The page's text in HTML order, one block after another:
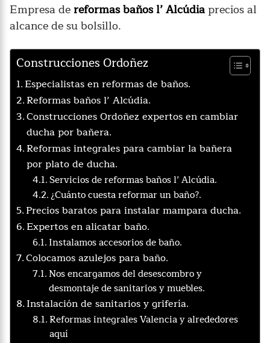
Empresa dereformas baños l’ Alcúdia precios al
alcance de su bolsillo.
Construcciones Ordoñez
Especialistas en reformas de baños.
Reformas baños l’ Alcúdia.
Construcciones Ordoñez expertos en cambiar
ducha por bañera.
Reformas integrales para cambiar la bañera
por plato de ducha.
Servicios de reformas baños l’ Alcúdia.
¿Cuánto cuesta reformar un baño?.
Precios baratos para instalar mampara ducha.
Expertos en alicatar baño.
Instalamos accesorios de baño.
Colocamos azulejos para baño.
Nos encargamos del desescombro y
desmontaje de sanitarios y muebles.
Instalación de sanitarios y grifería.
Reformas integrales Valencia y alrededores
aquí